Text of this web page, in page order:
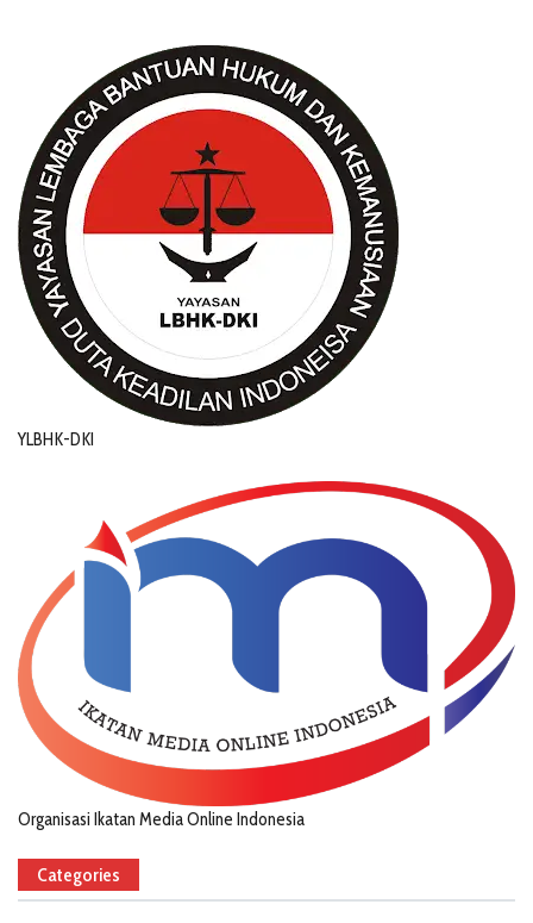
YLBHK-DKI
Organisasi Ikatan Media Online Indonesia
Categories